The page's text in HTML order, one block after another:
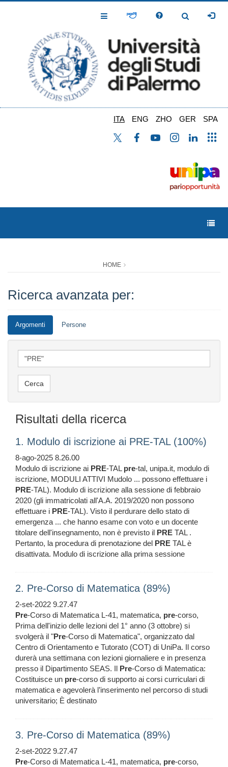
Toggle
Toggle
ITA ENG ZHO GER SPA
HOME
Ricerca avanzata per:
Argomenti Persone
Risultati della ricerca
1. Modulo di iscrizione ai PRE-TAL (100%)
8-ago-2025 8.26.00
Modulo di iscrizione ai PRE-TAL pre-tal, unipa.it, modulo di
iscrizione, MODULI ATTIVI Mudolo ... possono effettuare i
PRE-TAL). Modulo di iscrizione alla sessione di febbraio
2020 (gli immatricolati all'A.A. 2019/2020 non possono
effettuare i PRE-TAL). Visto il perdurare dello stato di
emergenza ... che hanno esame con voto e un docente
titolare dell'insegnamento, non è previsto il PRE TAL .
Pertanto, la procedura di prenotazione del PRE TAL è
disattivata. Modulo di iscrizione alla prima sessione
2. Pre-Corso di Matematica (89%)
2-set-2022 9.27.47
Pre-Corso di Matematica L-41, matematica, pre-corso,
Prima dell'inizio delle lezioni del 1° anno (3 ottobre) si
svolgerà il "Pre-Corso di Matematica", organizzato dal
Centro di Orientamento e Tutorato (COT) di UniPa. Il corso
durerà una settimana con lezioni giornaliere e in presenza
presso il Dipartimento SEAS. Il Pre-Corso di Matematica:
Costituisce un pre-corso di supporto ai corsi curriculari di
matematica e agevolerà l’inserimento nel percorso di studi
universitario; È destinato
3. Pre-Corso di Matematica (89%)
2-set-2022 9.27.47
Pre-Corso di Matematica L-41, matematica, pre-corso,